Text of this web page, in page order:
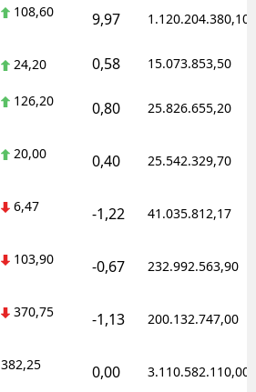
108,60 9,97 1.120.204.380,10
24,20 0,58 15.073.853,50
126,20 0,80 25.826.655,20
20,00 0,40 25.542.329,70
6,47 -1,22 41.035.812,17
103,90 -0,67 232.992.563,90
370,75 -1,13 200.132.747,00
382,25 0,00 3.110.582.110,00